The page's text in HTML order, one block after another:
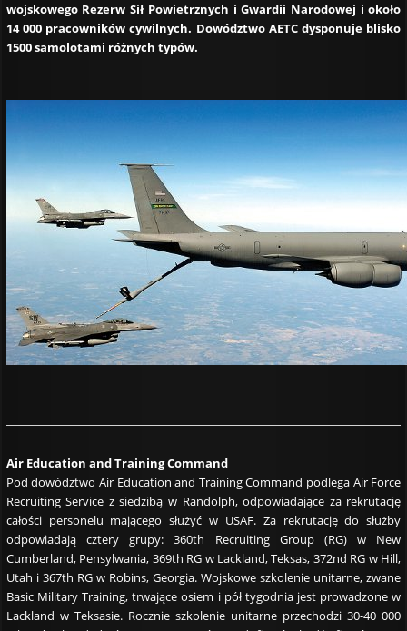
wojskowego Rezerw Sił Powietrznych i Gwardii Narodowej i około
14 000 pracowników cywilnych. Dowództwo AETC dysponuje blisko
1500 samolotami różnych typów.
Air Education and Training Command
Pod dowództwo Air Education and Training Command podlega Air Force
Recruiting Service z siedzibą w Randolph, odpowiadające za rekrutację
całości personelu mającego służyć w USAF. Za rekrutację do służby
odpowiadają cztery grupy: 360th Recruiting Group (RG) w New
Cumberland, Pensylwania, 369th RG w Lackland, Teksas, 372nd RG w Hill,
Utah i 367th RG w Robins, Georgia. Wojskowe szkolenie unitarne, zwane
Basic Military Training, trwające osiem i pół tygodnia jest prowadzone w
Lackland w Teksasie. Rocznie szkolenie unitarne przechodzi 30-40 000